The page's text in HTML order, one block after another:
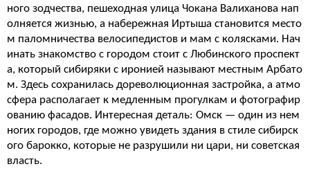
ного зодчества, пешеходная улица Чокана Валиханова нап
олняется жизнью, а набережная Иртыша становится место
м паломничества велосипедистов и мам с колясками. Нач
инать знакомство с городом стоит с Любинского проспект
а, который сибиряки с иронией называют местным Арбато
м. Здесь сохранилась дореволюционная застройка, а атмо
сфера располагает к медленным прогулкам и фотографир
ованию фасадов. Интересная деталь: Омск — один из нем
ногих городов, где можно увидеть здания в стиле сибирск
ого барокко, которые не разрушили ни цари, ни советская
власть.